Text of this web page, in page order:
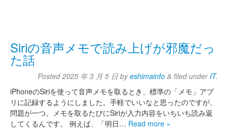
Siriの音声メモで読み上げが邪魔だっ
た話
Posted2025 年 3 月 5 日 byeshimainfo & filed under IT.
iPhoneのSiriを使って音声メモを取るとき、標準の「メモ」アプ
リに記録するようにしました。手軽でいいなと思ったのですが、
問題が一つ。メモを取るたびにSiriが入力内容をいちいち読み返
してくるんです。 例えば、「明日… Read more »